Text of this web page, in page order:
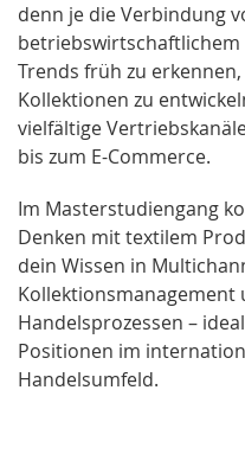
denn je die Verbindung
betriebswirtschaftlichem
Trends früh zu
Kollektionen zu
vielfältige
bis zum E-Commerce.
Im Masterstudiengang
Denken mit textilem
dein Wissen in
Kollektionsmanagement
Handelsprozessen –
Positionen im
Handelsumfeld.